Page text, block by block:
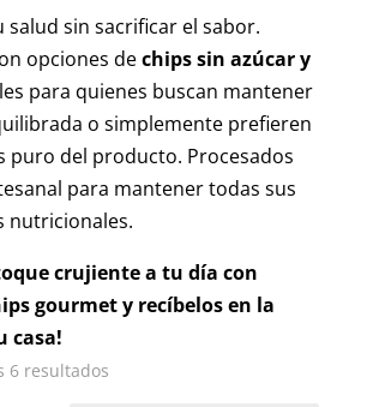
salud sin sacrificar el sabor.
opciones dechips sin azúcar y
para quienes buscan mantener
o simplemente prefieren
puro del producto. Procesados
para mantener todas sus
nutricionales.
crujiente a tu día con
gourmet y recíbelos en la
casa!
6 resultados